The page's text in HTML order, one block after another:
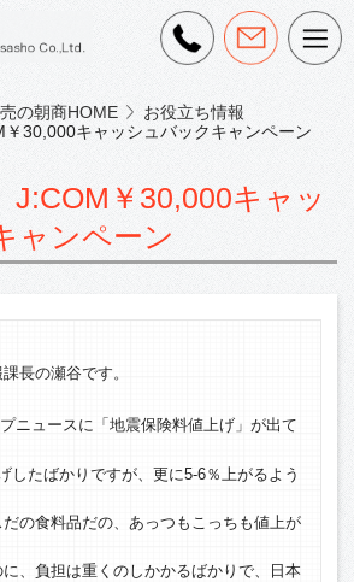
の朝商HOME
お役立ち情報
￥30,000キャッシュバックキャンペーン
J:COM￥30,000キャッ
ャンペーン
長の瀬谷です。
ニュースに「地震保険料値上げ」が出て
したばかりですが、更に5-6％上がるよう
の食料品だの、あっつもこっちも値上が
、負担は重くのしかかるばかりで、日本